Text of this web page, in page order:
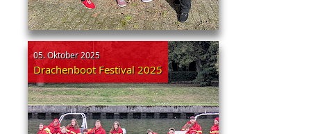
05. Oktober 2025
Drachenboot Festival 2025